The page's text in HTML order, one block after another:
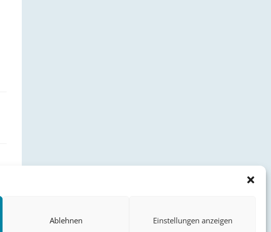
Ablehnen Einstellungen anzeigen